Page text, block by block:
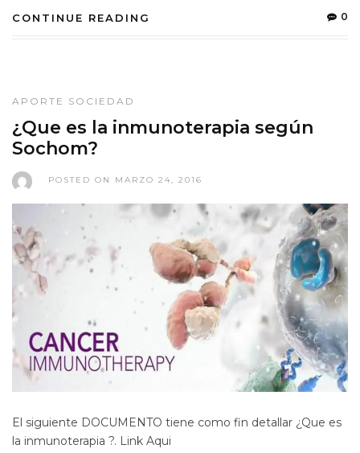
CONTINUE READING 0
APORTE SOCIEDAD
¿Que es la inmunoterapia según
Sochom?
POSTED ON MARZO 24, 2016
El siguiente DOCUMENTO tiene como fin detallar ¿Que es
la inmunoterapia ?. Link Aqui